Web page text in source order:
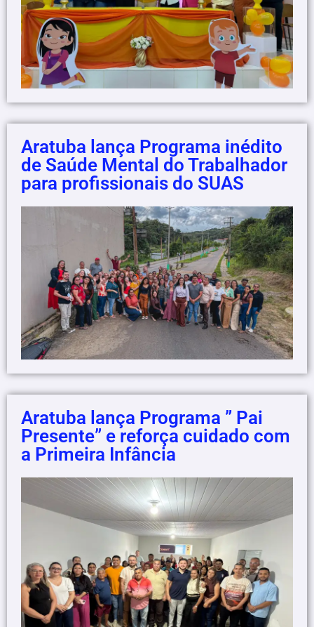
Aratuba lança Programa inédito
de Saúde Mental do Trabalhador
para profissionais do SUAS
Aratuba lança Programa ” Pai
Presente” e reforça cuidado com
a Primeira Infância